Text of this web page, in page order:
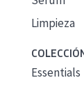
Limpieza
Essentials